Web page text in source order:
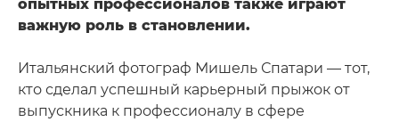
опытных профессионалов также играют
важную роль в становлении.
Итальянский фотограф Мишель Спатари — тот,
кто сделал успешный карьерный прыжок от
выпускника к профессионалу в сфере